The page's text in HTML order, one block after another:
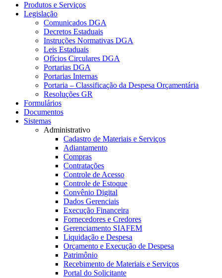
Produtos e Serviços
Legislação
Comunicados DGA
Decretos Estaduais
Instruções Normativas DGA
Leis Estaduais
Ofícios Circulares DGA
Portarias DGA
Portarias Internas
Portaria – Classificação da Despesa Orçamentária
Resoluções GR
Formulários
Documentos
Sistemas
Administrativo
Cadastro de Materiais e Serviços
Adiantamento
Compras
Contratações
Controle de Acesso
Controle de Estoque
Convênio Digital
Dados Gerenciais
Execução Financeira
Fornecedores e Credores
Gerenciamento SIAFEM
Liquidação e Despesa
Orçamento e Execução de Despesa
Patrimônio
Recebimento de Materiais e Serviços
Portal do Solicitante